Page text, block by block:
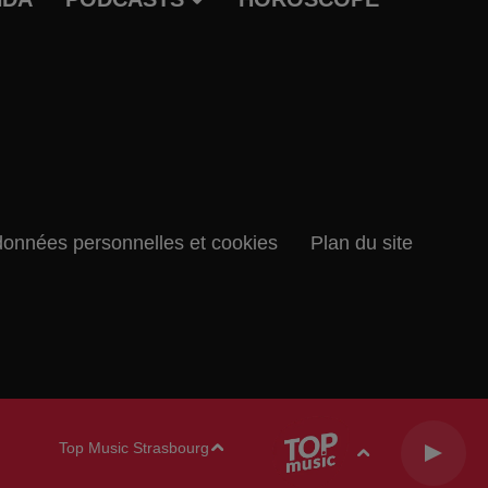
Top Music Strasbourg
personnelles et cookies Plan du site